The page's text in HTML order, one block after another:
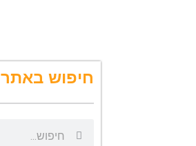
חיפוש באתר
ח